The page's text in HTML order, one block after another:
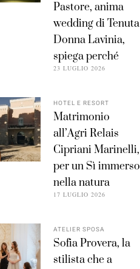
Pastore, anima
wedding di Tenuta
Donna Lavinia,
spiega perché
23 LUGLIO 2026
HOTEL E RESORT
Matrimonio
all’Agri Relais
Cipriani Marinelli,
per un Sì immerso
nella natura
17 LUGLIO 2026
ATELIER SPOSA
Sofia Provera, la
stilista che a